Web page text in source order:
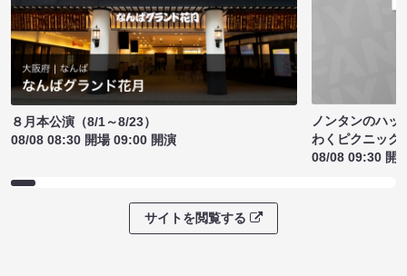
８月本公演（8/1～8/23）
08/08 08:30 開場 09:00 開演
ノンタンのハッ
わくピクニック
08/08 09:30 開
サイトを閲覧する